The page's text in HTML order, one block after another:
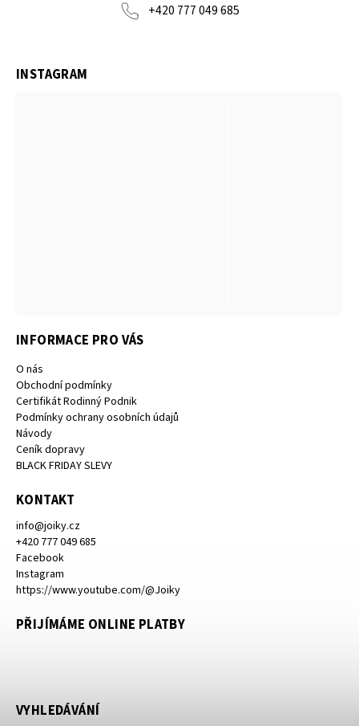
+420 777 049 685
INFORMACE PRO VÁS
O nás
Obchodní podmínky
Certifikát Rodinný Podnik
Podmínky ochrany osobních údajů
Návody
Ceník dopravy
BLACK FRIDAY SLEVY
KONTAKT
info@joiky.cz
+420 777 049 685
Facebook
Instagram
https://www.youtube.com/@Joiky
PŘIJÍMÁME ONLINE PLATBY
INSTAGRAM
VYHLEDÁVÁNÍ